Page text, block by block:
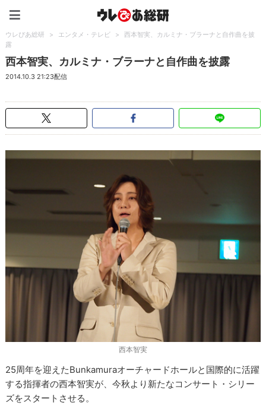
ウレぴあ総研 > エンタメ・テレビ >
西本智実、カルミナ・ブラーナと自作曲を披
露
西本智実、カルミナ・ブラーナと自作曲を披露
2014.10.3 21:23配信
西本智実
25周年を迎えたBunkamuraオーチャードホールと国際的に活躍
する指揮者の西本智実が、今秋より新たなコンサート・シリー
ズをスタートさせる。